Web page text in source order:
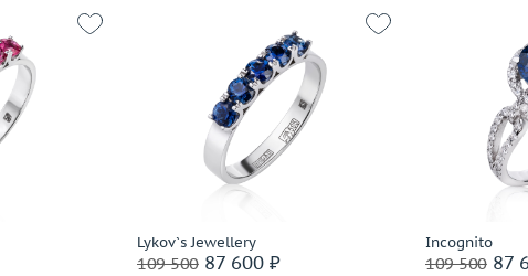
585 пробы
Lykov`s Jewellery
109 50087 600 ₽
Материал
золото 585 пробы
Подробнее
Incognito
109 50087
Материал